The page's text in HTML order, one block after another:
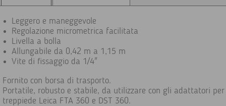
Leggero e maneggevole
Regolazione micrometrica facilitata
Livella a bolla
Allungabile da 0,42 m a 1,15 m
Vite di fissaggio da 1/4"
Fornito con borsa di trasporto.
Portatile, robusto e stabile, da utilizzare con gli adattatori per
treppiede Leica FTA 360 e DST 360.